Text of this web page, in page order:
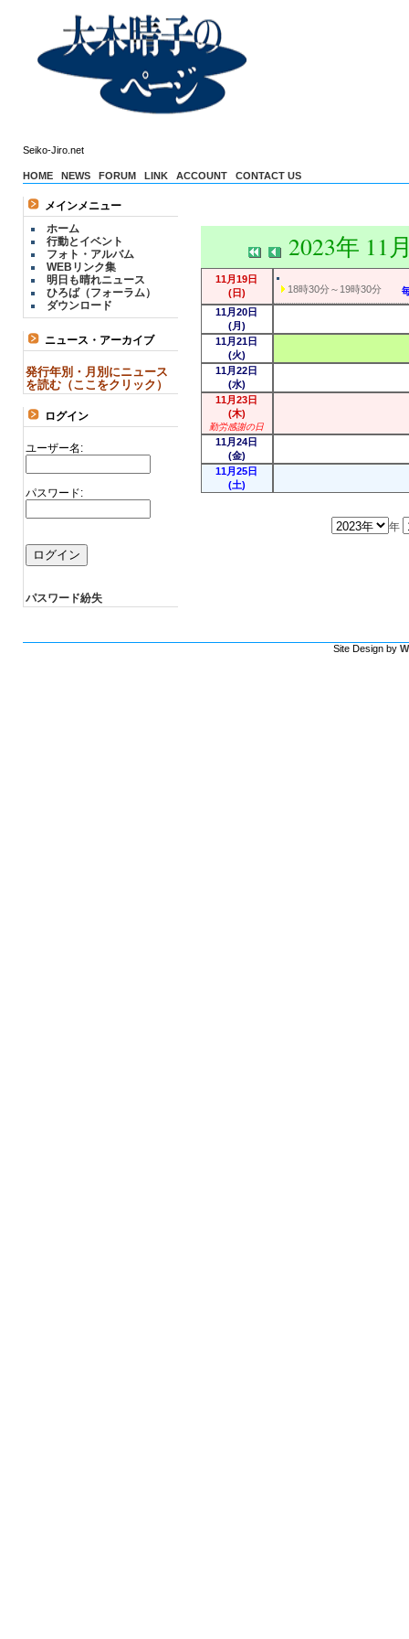
Seiko-Jiro.net
HOME NEWS FORUM LINK ACCOUNT CONTACT US
メインメニュー
ホーム
行動とイベント
フォト・アルバム
WEBリンク集
明日も晴れニュース
ひろば（フォーラム）
ダウンロード
ニュース・アーカイブ
発行年別・月別にニュース
を読む（ここをクリック）
ログイン
ユーザー名:
パスワード:
パスワード紛失
2023年 11
11月19日
(日)
18時30分～19時30分
11月20日
(月)
11月21日
(火)
11月22日
(水)
11月23日
(木)
勤労感謝の日
11月24日
(金)
11月25日
(土)
年
Site Design by